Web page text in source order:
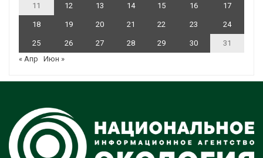
11 12 13 14 15 16 17
18 19 20 21 22 23 24
25 26 27 28 29 30
31
« Апр
Июн »